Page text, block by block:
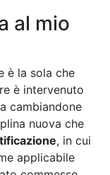
al mio
è la sola che
è intervenuto
cambiandone
nuova che
, in cui
applicabile